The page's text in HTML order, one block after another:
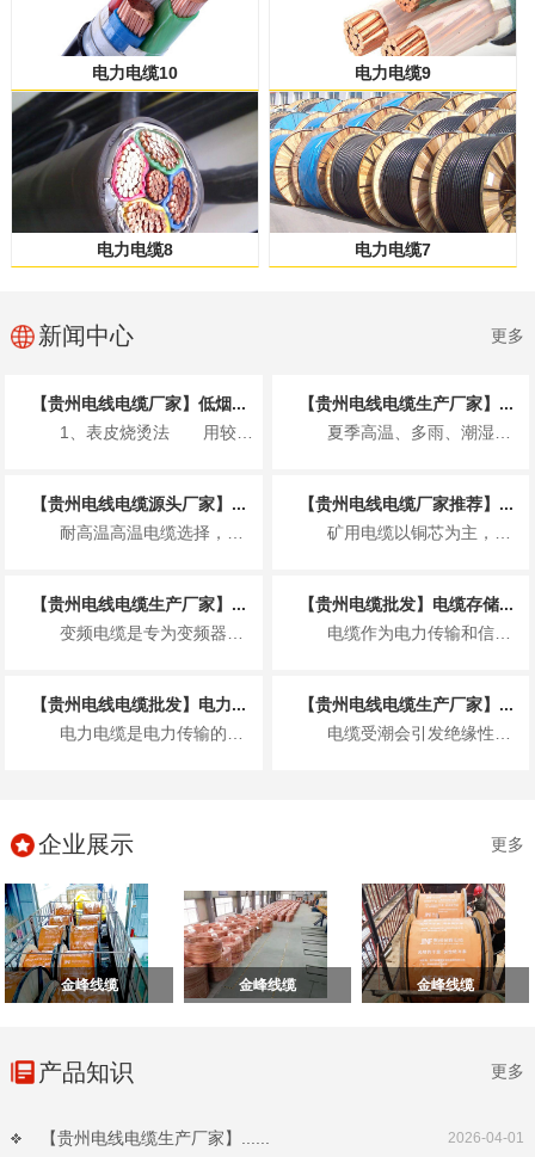
电力电缆10 电力电缆9
电力电缆8 电力电缆7
新闻中心 更多
【贵州电线电缆厂家】低烟...
1、表皮烧烫法 用较高的温度烫电缆的...
【贵州电线电缆生产厂家】...
【贵州电线电缆源头厂家】...
【贵州电线电缆厂家推荐】...
【贵州电线电缆生产厂家】...
【贵州电缆批发】电缆存储...
电缆作为电力传输和信号传递的核心载体，其绝缘性能直接决定使用安全与使用寿命。潮...
【贵州电线电缆批发】电力...
【贵州电线电缆生产厂家】...
企业展示 更多
金峰线缆 金峰线缆 金峰线缆
产品知识 更多
【贵州电线电缆生产厂家】...... 2026-04-01